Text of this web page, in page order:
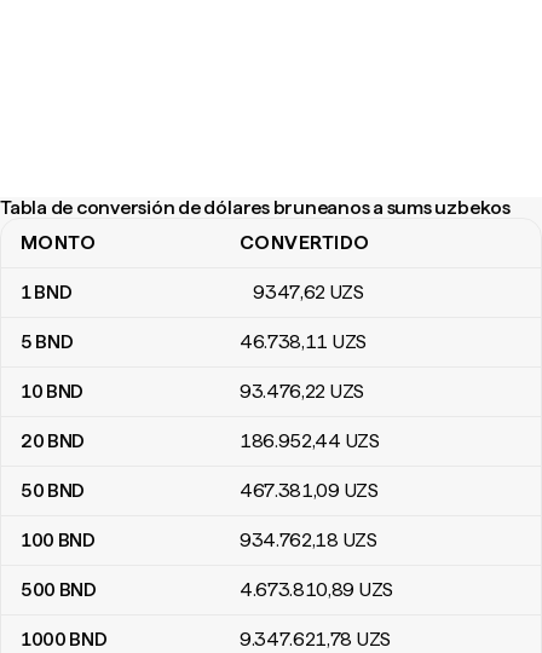
Tabla de conversión de dólares bruneanos a sums uzbekos
Tabla de conversión de dólares bruneanos a sums uzbekos
MONTO CONVERTIDO
1BND 9347,62 UZS
5 BND 46.738,11 UZS
10 BND 93.476,22 UZS
20 BND 186.952,44 UZS
50 BND 467.381,09 UZS
100 BND 934.762,18 UZS
500 BND 4.673.810,89 UZS
1000 BND 9.347.621,78 UZS